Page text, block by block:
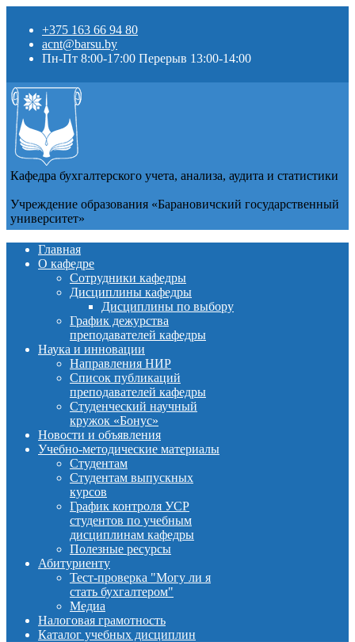
+375 163 66 94 80
acnt@barsu.by
Пн-Пт 8:00-17:00 Перерыв 13:00-14:00
Кафедра бухгалтерского учета, анализа, аудита и статистики
Учреждение образования «Барановичский государственный
университет»
Главная
О кафедре
Сотрудники кафедры
Дисциплины кафедры
Дисциплины по выбору
График дежурства
преподавателей кафедры
Наука и инновации
Направления НИР
Список публикаций
преподавателей кафедры
Студенческий научный
кружок «Бонус»
Новости и объявления
Учебно-методические материалы
Студентам
Студентам выпускных
курсов
График контроля УСР
студентов по учебным
дисциплинам кафедры
Полезные ресурсы
Абитуриенту
Тест-проверка "Могу ли я
стать бухгалтером"
Медиа
Налоговая грамотность
Каталог учебных дисциплин